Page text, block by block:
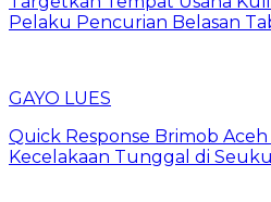
Pelaku Pencurian Belasan
GAYO LUES
Quick Response Brimob
Kecelakaan Tunggal di